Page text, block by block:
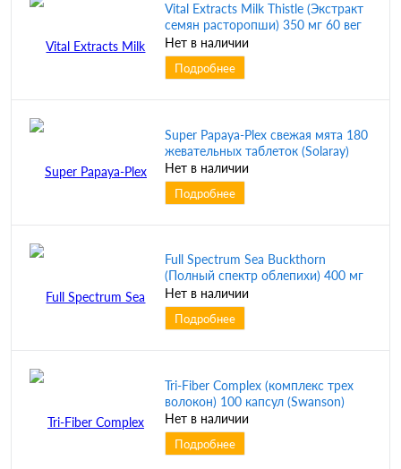
Vital Extracts Milk Thistle (Экстракт
семян расторопши) 350 мг 60 вег
капсул (Solaray) срок до 01/26
Нет в наличии
Подробнее
Super Papaya-Plex свежая мята 180
жевательных таблеток (Solaray)
Нет в наличии
Подробнее
Full Spectrum Sea Buckthorn
(Полный спектр облепихи) 400 мг
60 капсул (Swanson)
Нет в наличии
Подробнее
Tri-Fiber Complex (комплекс трех
волокон) 100 капсул (Swanson)
Нет в наличии
Подробнее